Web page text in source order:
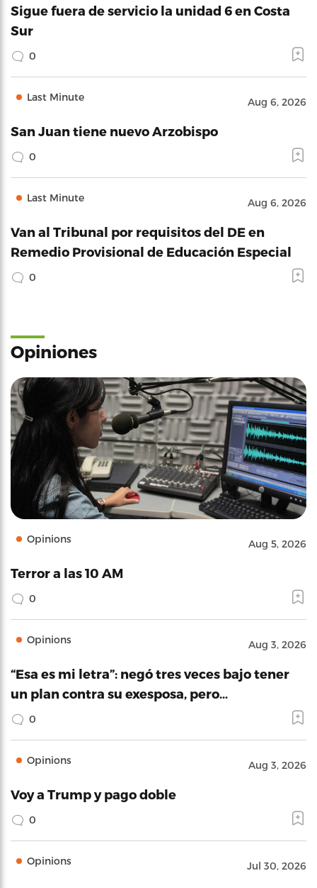
Sigue fuera de servicio la unidad 6 en Costa
Sur
0
Last Minute Aug 6, 2026
San Juan tiene nuevo Arzobispo
0
Last Minute Aug 6, 2026
Van al Tribunal por requisitos del DE en
Remedio Provisional de Educación Especial
0
Opiniones
Opinions Aug 5, 2026
Terror a las 10 AM
0
Opinions Aug 3, 2026
“Esa es mi letra”: negó tres veces bajo tener
un plan contra su exesposa, pero…
0
Opinions Aug 3, 2026
Voy a Trump y pago doble
0
Opinions Jul 30, 2026